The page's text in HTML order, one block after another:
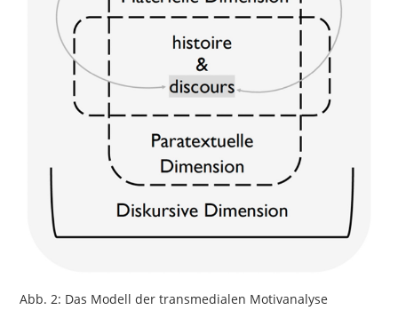
Abb. 2: Das Modell der transmedialen Motivanalyse